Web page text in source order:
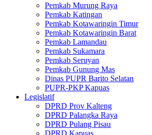
Pemkab Murung Raya
Pemkab Katingan
Pemkab Kotawaringin Timur
Pemkab Kotawaringin Barat
Pemkab Lamandau
Pemkab Sukamara
Pemkab Seruyan
Pemkab Gunung Mas
Dinas PUPR Barito Selatan
PUPR-PKP Kapuas
Legislatif
DPRD Prov Kalteng
DPRD Palangka Raya
DPRD Pulang Pisau
DPRD Kapuas